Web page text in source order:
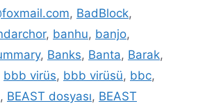
, BadBlock,
, banhu, banjo,
, Banks, Banta, Barak,
bbb virüs, bbb virüsü, bbc,
, BEAST dosyası, BEAST